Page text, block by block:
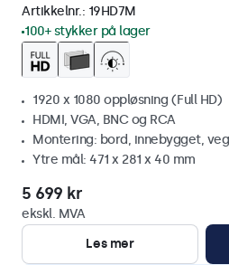
Artikkelnr.: 19HD7M
100+ stykker på lager
1920 x 1080 oppløsning (Full HD)
HDMI, VGA, BNC og RCA
Montering: bord, innebygget,
Ytre mål: 471 x 281 x 40 mm
5 699 kr
ekskl. MVA
Les mer